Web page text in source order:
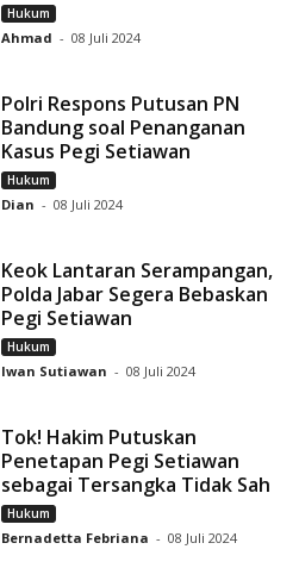
Hukum
Ahmad - 08 Juli 2024
Polri Respons Putusan PN
Bandung soal Penanganan
Kasus Pegi Setiawan
Hukum
Dian - 08 Juli 2024
Keok Lantaran Serampangan,
Polda Jabar Segera Bebaskan
Pegi Setiawan
Hukum
Iwan Sutiawan - 08 Juli 2024
Tok! Hakim Putuskan
Penetapan Pegi Setiawan
sebagai Tersangka Tidak Sah
Hukum
Bernadetta Febriana - 08 Juli 2024